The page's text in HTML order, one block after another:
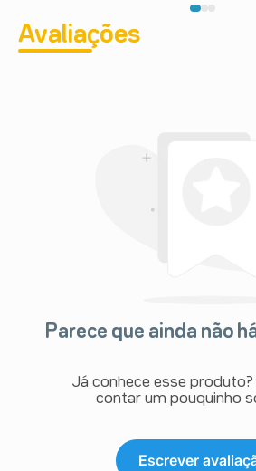
Avaliações
Parece que ainda não
Já conhece esse produto?
contar um pouquinho
Escrever